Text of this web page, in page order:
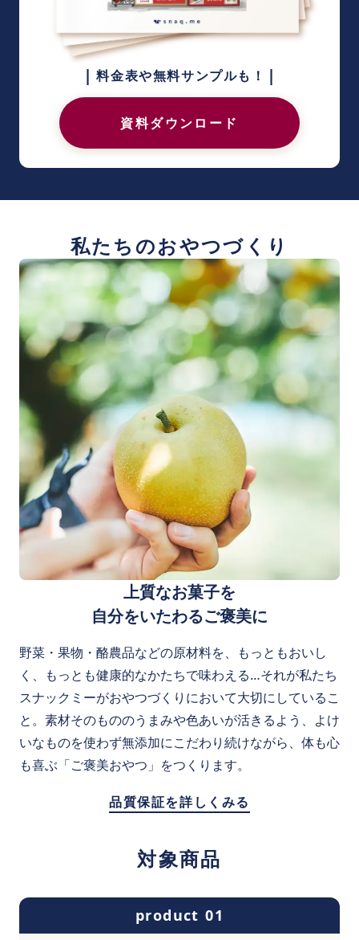
| 料金表や無料サンプルも！ |
資料ダウンロード
私たちのおやつづくり
上質なお菓子を
自分をいたわるご褒美に
野菜・果物・酪農品などの原材料を、もっともおいし
く、もっとも健康的なかたちで味わえる…それが私たち
スナックミーがおやつづくりにおいて大切にしているこ
と。素材そのもののうまみや色あいが活きるよう、よけ
いなものを使わず無添加にこだわり続けながら、体も心
も喜ぶ「ご褒美おやつ」をつくります。
品質保証を詳しくみる
対象商品
product 01